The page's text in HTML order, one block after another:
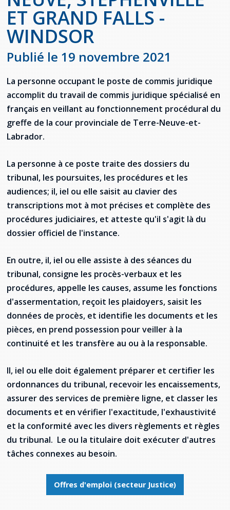
Jeux de la francophonie canadienne
Forum jeunesse pancanadien
Festival jeunesse de l'Acadie
Assemblée générale annuelle
Gestes et paroles ambigus
Admission au barreau
Ressources documentaires
Formulaires de procédure pénale
La Charte canadienne des droits et libertés
Lois fréquemment consultées
Commission des droits de la personne de
Terre-Neuve-et-Labrador
neuf
Offres d'emploi (Secteur Justice)
Législation spéciale Covid-19
L'Aide juridique à Terre-Neuve-et-
Labrador
Qu'est-ce que l'Aide juridique ?
Répertoire des juristes d'expression
française
Règlement Quiz RVF 2021
Continuons en français
Activités
Guide du système de santé à TNL
Annuaire de santé
Offres Actives
Santé mentale et dépendances
Société Santé en français (SSF)
Travailler en santé à TNL
Répertoire des professionnels de santé
Visages de la santé
Pinos Mpiana
Maurice Nzoyamara
Lee Trowbridge
Randy Follet
Skye Fisher
Pamela Tucker
Anastasia Knudsen
Brian Kizner
Stacy Smith
Nancy Dillon
Programmes et services du gouvernement
provincial
Ressources linguistiques pour la
communication en santé
Services en français
Ma langue, c'est ma fierté !
Carte des services en français
2SLGBTQIA+
ET GRAND FALLS -
WINDSOR
Publié le 19 novembre 2021
La personne occupant le poste de commis juridique
accomplit du travail de commis juridique spécialisé en
français en veillant au fonctionnement procédural du
greffe de la cour provinciale de Terre-Neuve-et-
Labrador.
La personne à ce poste traite des dossiers du
tribunal, les poursuites, les procédures et les
audiences; il, iel ou elle saisit au clavier des
transcriptions mot à mot précises et complète des
procédures judiciaires, et atteste qu'il s'agit là du
dossier officiel de l'instance.
En outre, il, iel ou elle assiste à des séances du
tribunal, consigne les procès-verbaux et les
procédures, appelle les causes, assume les fonctions
d'assermentation, reçoit les plaidoyers, saisit les
données de procès, et identifie les documents et les
pièces, en prend possession pour veiller à la
continuité et les transfère au ou à la responsable.
Il, iel ou elle doit également préparer et certifier les
ordonnances du tribunal, recevoir les encaissements,
assurer des services de première ligne, et classer les
documents et en vérifier l'exactitude, l'exhaustivité
et la conformité avec les divers règlements et règles
du tribunal. Le ou la titulaire doit exécuter d'autres
tâches connexes au besoin.
Offres d'emploi (secteur Justice)